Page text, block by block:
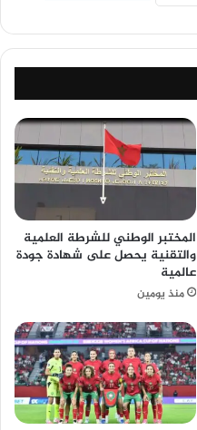
المختبر الوطني للشرطة العلمية
والتقنية يحصل على شهادة جودة
عالمية
منذ يومين